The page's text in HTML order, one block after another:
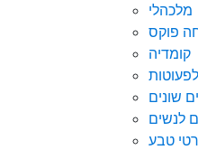
מלכהלי
פוקס
קומדיה
שונים
לנשים
טבע